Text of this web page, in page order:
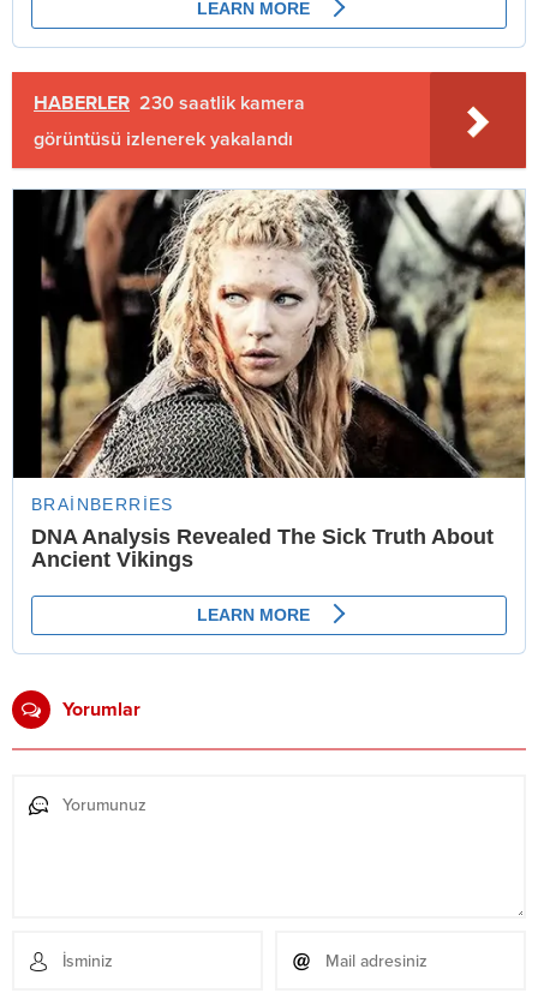
HABERLER 230 saatlik kamera
görüntüsü izlenerek yakalandı
Yorumlar